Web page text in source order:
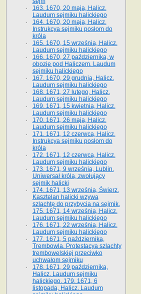
163. 1670, 20 maja, Halicz.
Laudum sejmiku halickiego
164. 1670, 20 maja, Halicz.
Instrukcya sejmiku posłom do
króla
165. 1670, 15 września, Halicz.
Laudum sejmiku halickiego
166. 1670, 27 października, w
obozie pod Haliczem. Laudum
sejmiku halickiego
167. 1670, 29 grudnia, Halicz.
Laudum sejmiku halickiego
168. 1671, 27 lutego, Halicz.
Laudum sejmiku halickiego
169. 1671, 15 kwietnia, Halicz.
Laudum sejmiku halickiego
170. 1671, 26 maja, Halicz.
Laudum sejmiku halickiego
171. 1671, 12 czerwca, Halicz.
Instrukcya sejmiku posłom do
króla
172. 1671, 12 czerwca, Halicz.
Laudum sejmiku halickiego
173. 1671, 9 września, Lublin.
Uniwersał króla, zwołujący
sejmik halicki
174. 1671, 13 września, Świerz.
Kasztelan halicki wzywa
szlachtę do przybycia na sejmik.
175. 1671, 14 września, Halicz.
Laudum sejmiku halickiego
176. 1671, 22 września, Halicz.
Laudum sejmiku halickiego
177. 1671, 5 października,
Trembowla. Protestacya szlachty
trembowelskiej przeciwko
uchwałom sejmiku
178. 1671, 29 października,
Halicz. Laudum sejmiku
halickiego. 179. 1671, 6
listopada, Halicz. Laudum